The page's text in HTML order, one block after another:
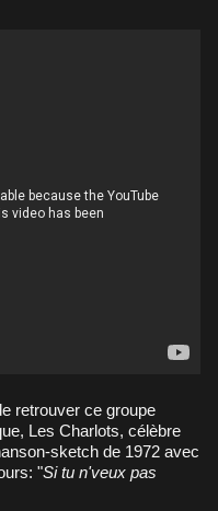
Les Charlots, célèbre
sketch de 1972 avec
"Si tu n'veux pas